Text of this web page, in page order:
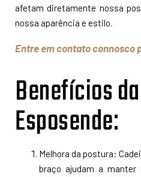
afetam diretamente nossa
nossa aparência e estilo.
Entre em contato connosco
Benefícios
Esposende:
Melhora da postura:
braço ajudam a manter